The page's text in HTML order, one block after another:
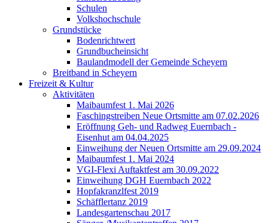
Schulen
Volkshochschule
Grundstücke
Bodenrichtwert
Grundbucheinsicht
Baulandmodell der Gemeinde Scheyern
Breitband in Scheyern
Freizeit & Kultur
Aktivitäten
Maibaumfest 1. Mai 2026
Faschingstreiben Neue Ortsmitte am 07.02.2026
Eröffnung Geh- und Radweg Euernbach -
Eisenhut am 04.04.2025
Einweihung der Neuen Ortsmitte am 29.09.2024
Maibaumfest 1. Mai 2024
VGI-Flexi Auftaktfest am 30.09.2022
Einweihung DGH Euernbach 2022
Hopfakranzlfest 2019
Schäfflertanz 2019
Landesgartenschau 2017